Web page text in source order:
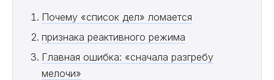
Почему «список дел» ломается
признака реактивного режима
Главная ошибка: «сначала разгребу
мелочи»